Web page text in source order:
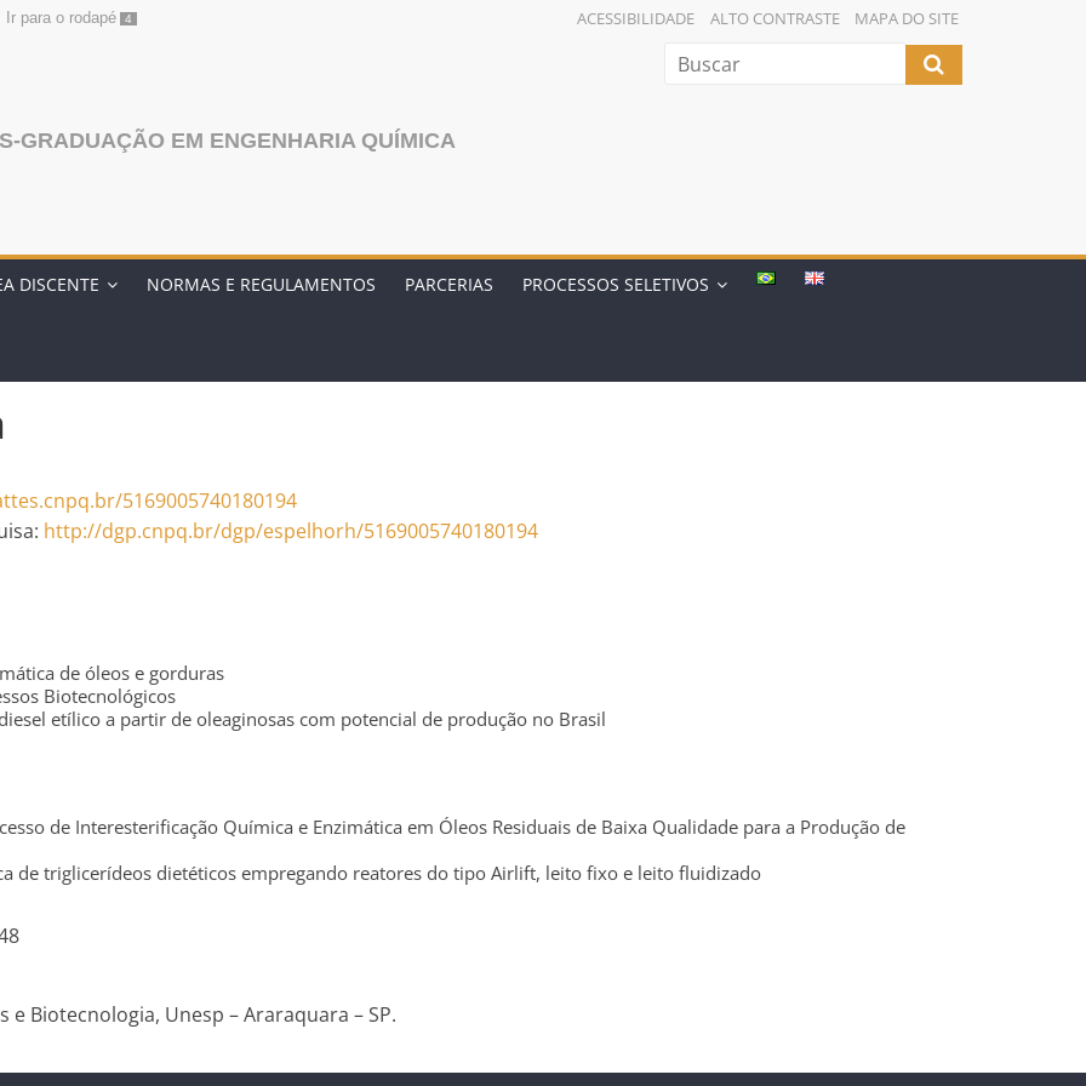
Ir para o rodapé 4 ACESSIBILIDADE ALTO CONTRASTE MAPA DO SITE
GRADUAÇÃO EM ENGENHARIA QUÍMICA
DISCENTE NORMAS E REGULAMENTOS PARCERIAS PROCESSOS SELETIVOS
5169005740180194
http://dgp.cnpq.br/dgp/espelhorh/5169005740180194
de óleos e gorduras
Biotecnológicos
etílico a partir de oleaginosas com potencial de produção no Brasil
de Interesterificação Química e Enzimática em Óleos Residuais de Baixa Qualidade para a Produção de
de triglicerídeos dietéticos empregando reatores do tipo Airlift, leito fixo e leito fluidizado
Biotecnologia, Unesp – Araraquara – SP.